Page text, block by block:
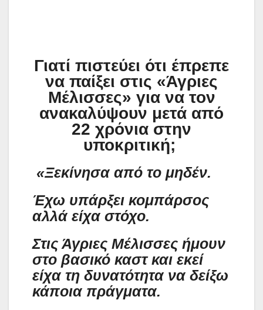
Γιατί πιστεύει ότι έπρεπε
να παίξει στις «Άγριες
Μέλισσες» για να τον
ανακαλύψουν μετά από
22 χρόνια στην
υποκριτική;
«Ξεκίνησα από το μηδέν.
Έχω υπάρξει κομπάρσος
αλλά είχα στόχο.
Στις Άγριες Μέλισσες ήμουν
στο βασικό καστ και εκεί
είχα τη δυνατότητα να δείξω
κάποια πράγματα.